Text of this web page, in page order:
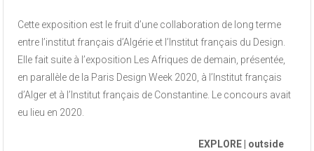
Cette exposition est le fruit d’une collaboration de long terme
entre l’institut français d’Algérie et l’Institut français du Design.
Elle fait suite à l’exposition Les Afriques de demain, présentée,
en parallèle de la Paris Design Week 2020, à l’Institut français
d’Alger et à l’Institut français de Constantine. Le concours avait
eu lieu en 2020.
EXPLORE | outside